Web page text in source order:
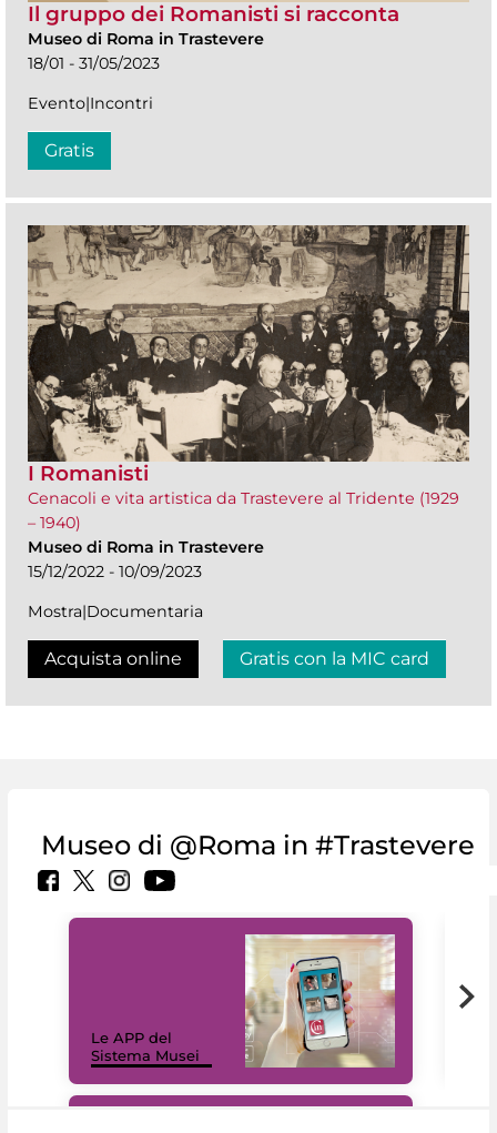
Il gruppo dei Romanisti si racconta
Museo di Roma in Trastevere
18/01 - 31/05/2023
Evento|Incontri
Gratis
I Romanisti
Cenacoli e vita artistica da Trastevere al Tridente (1929
– 1940)
Museo di Roma in Trastevere
15/12/2022 - 10/09/2023
Mostra|Documentaria
Acquista online Gratis con la MIC card
Museo di @Roma in #Trastevere
Le APP del
Sistema Musei